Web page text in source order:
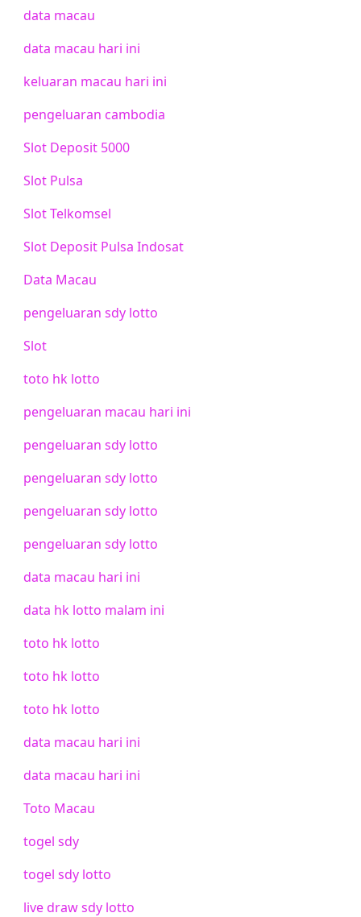
data macau
data macau hari ini
keluaran macau hari ini
pengeluaran cambodia
Slot Deposit 5000
Slot Pulsa
Slot Telkomsel
Slot Deposit Pulsa Indosat
Data Macau
pengeluaran sdy lotto
Slot
toto hk lotto
pengeluaran macau hari ini
pengeluaran sdy lotto
pengeluaran sdy lotto
pengeluaran sdy lotto
pengeluaran sdy lotto
data macau hari ini
data hk lotto malam ini
toto hk lotto
toto hk lotto
toto hk lotto
data macau hari ini
data macau hari ini
Toto Macau
togel sdy
togel sdy lotto
live draw sdy lotto